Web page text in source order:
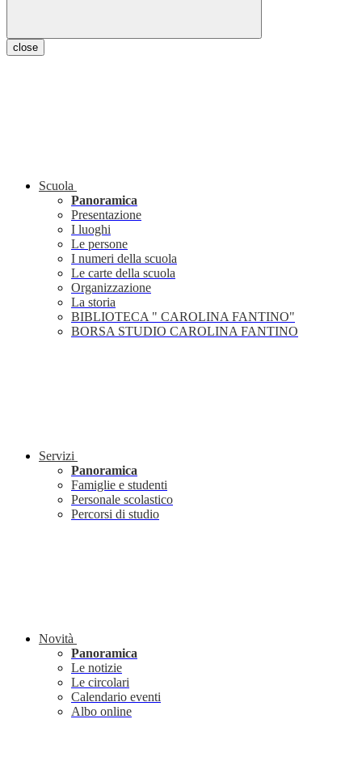
close
Scuola
Panoramica
Presentazione
I luoghi
Le persone
I numeri della scuola
Le carte della scuola
Organizzazione
La storia
BIBLIOTECA " CAROLINA FANTINO"
BORSA STUDIO CAROLINA FANTINO
Servizi
Panoramica
Famiglie e studenti
Personale scolastico
Percorsi di studio
Novità
Panoramica
Le notizie
Le circolari
Calendario eventi
Albo online